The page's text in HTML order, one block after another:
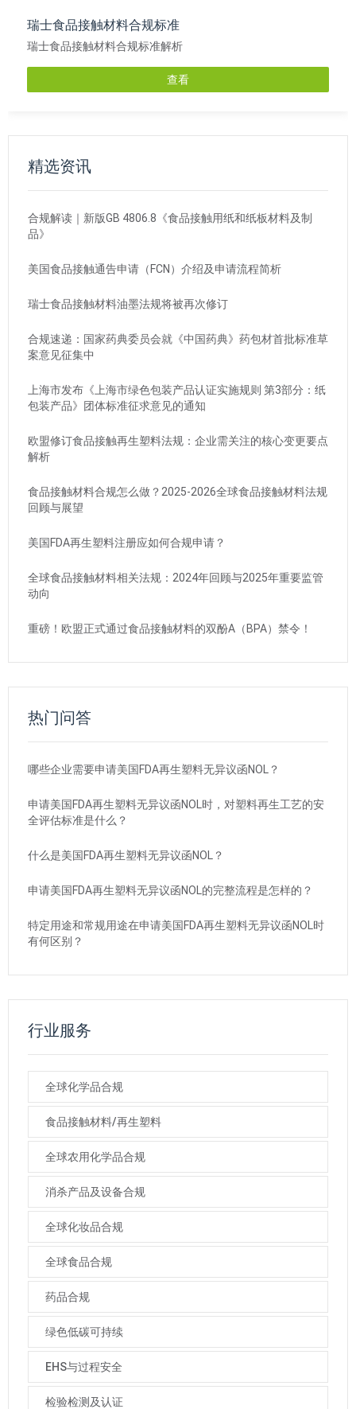
瑞士食品接触材料合规标准
瑞士食品接触材料合规标准解析
查看
精选资讯
合规解读｜新版GB 4806.8《食品接触用纸和纸板材料及制
品》
美国食品接触通告申请（FCN）介绍及申请流程简析
瑞士食品接触材料油墨法规将被再次修订
合规速递：国家药典委员会就《中国药典》药包材首批标准草
案意见征集中
上海市发布《上海市绿色包装产品认证实施规则 第3部分：纸
包装产品》团体标准征求意见的通知
欧盟修订食品接触再生塑料法规：企业需关注的核心变更要点
解析
食品接触材料合规怎么做？2025-2026全球食品接触材料法规
回顾与展望
美国FDA再生塑料注册应如何合规申请？
全球食品接触材料相关法规：2024年回顾与2025年重要监管
动向
重磅！欧盟正式通过食品接触材料的双酚A（BPA）禁令！
热门问答
哪些企业需要申请美国FDA再生塑料无异议函NOL？
申请美国FDA再生塑料无异议函NOL时，对塑料再生工艺的安
全评估标准是什么？
什么是美国FDA再生塑料无异议函NOL？
申请美国FDA再生塑料无异议函NOL的完整流程是怎样的？
特定用途和常规用途在申请美国FDA再生塑料无异议函NOL时
有何区别？
行业服务
全球化学品合规
食品接触材料/再生塑料
全球农用化学品合规
消杀产品及设备合规
全球化妆品合规
全球食品合规
药品合规
绿色低碳可持续
EHS与过程安全
检验检测及认证